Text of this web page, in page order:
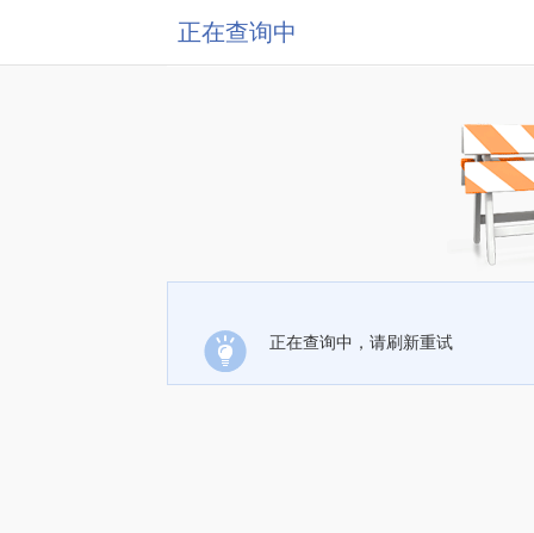
正在查询中
正在查询中，请刷新重试